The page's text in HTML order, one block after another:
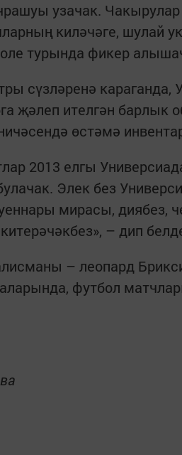
узачак.
киләчәге, шулай
турында фикер
сүзләренә
җәлеп ителгән барлык
өстәмә
2013 елгы
Элек без
мирасы, диябез,
– дип
– леопард
футбол